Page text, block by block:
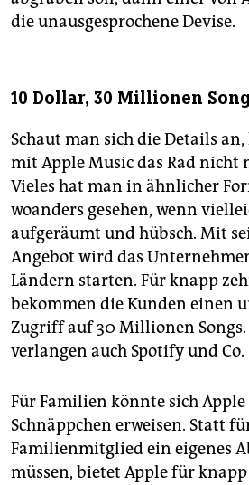
die unausgesprochene Devise.
10 Dollar, 30 Millionen
Schaut man sich die Details
mit Apple Music das Rad nicht
Vieles hat man in ähnlicher
woanders gesehen, wenn
aufgeräumt und hübsch. Mit
Angebot wird das
Ländern starten. Für knapp
bekommen die Kunden einen
Zugriff auf 30 Millionen Songs.
verlangen auch Spotify und Co.
Für Familien könnte sich Apple
Schnäppchen erweisen. Statt
Familienmitglied ein eigenes
müssen, bietet Apple für